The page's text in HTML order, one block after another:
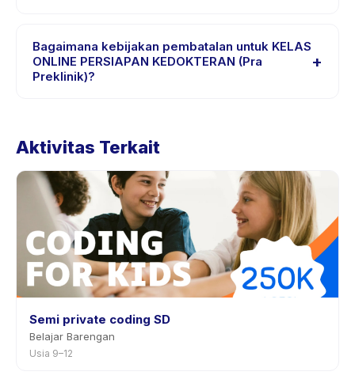
trial atau satu sesi. Cari badge trial pada daftar KELAS
ONLINE PERSIAPAN KEDOKTERAN (Pra Preklinik), atau
hubungi penyedia melalui aplikasi.
Bagaimana kebijakan pembatalan untuk KELAS
ONLINE PERSIAPAN KEDOKTERAN (Pra
Preklinik)?
+
(Pra Preklinik) tertera pada halaman aktivitas di aplikasi.
dengan pemberitahuan sebelumnya.
Aktivitas Terkait
Semi private coding SD
Belajar Barengan
Usia 9–12